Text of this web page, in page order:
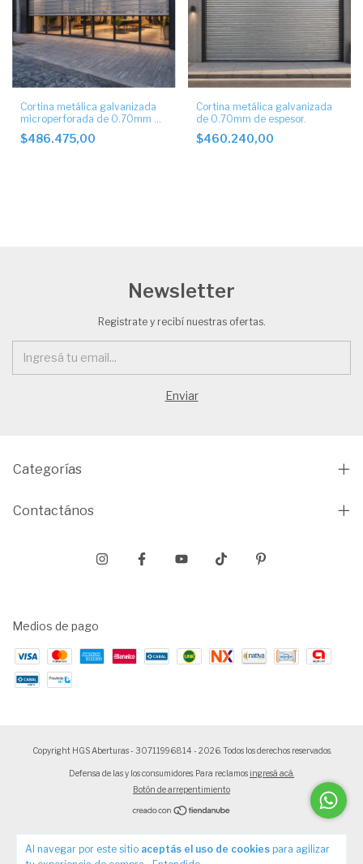
Al navegar por este sitio aceptás el uso de cookies para agilizar
Cortina metálica galvanizada
microperforada de 0.70mm de
espesor.
$486.475,00
Cortina metálica galvanizada
de 0.70mm de espesor.
$460.240,00
Newsletter
Registrate y recibí nuestras ofertas.
Categorías
Contactános
Medios de pago
Copyright HGS Aberturas - 30711996814 - 2026. Todos los derechos reservados.
Defensa de las y los consumidores. Para reclamos ingresá acá.
Botón de arrepentimiento